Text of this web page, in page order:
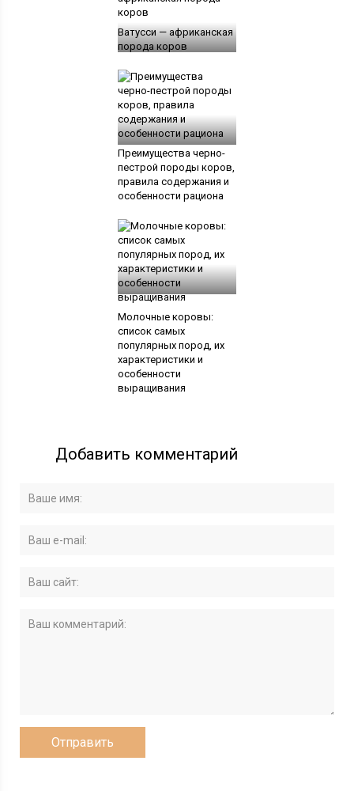
Ватусси — африканская
порода коров
Преимущества черно-
пестрой породы коров,
правила содержания и
особенности рациона
Молочные коровы:
список самых
популярных пород, их
характеристики и
особенности
выращивания
Добавить комментарий